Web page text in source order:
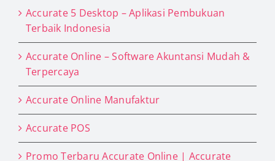
Accurate 5 Desktop – Aplikasi Pembukuan
Terbaik Indonesia
Accurate Online – Software Akuntansi Mudah &
Terpercaya
Accurate Online Manufaktur
Accurate POS
Promo Terbaru Accurate Online | Accurate